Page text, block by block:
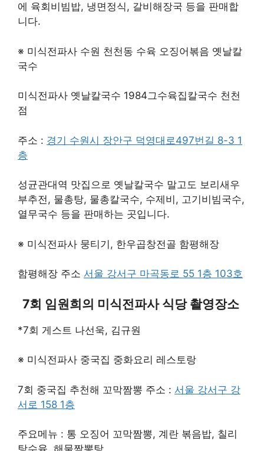
에 육회비빔밥, 냉면정식, 갈비해장국 등을 판매합
니다.
※ 미식전파사 수원 천천동 수육 오징어볶음 옛날칼
국수
미식전파사 옛날칼국수 1984그수육집칼국수 천천
점
주소 : 경기 수원시 장안구 덕영대로497번길 8-3 1
층
성균관대역 맛집으로 옛날칼국수 말고도 보리새우
부추전, 물총탕, 물총칼국수, 수제비, 고기비빔국수,
열무국수 등을 판매하는 곳입니다.
※ 미식전파사 뭉티기, 한우곱창전골 함평해장
함평해장 주소 서울 강서구 마곡동로 55 1층 103호
7회 임원희의 미식전파사 식당 촬영장소
*7회 게스트 나선욱, 김규원
※ 미식전파사 중국집 중화요리 레스토랑
7회 중국집 추천해 꼬막짬뽕 주소 : 서울 강서구 강
서로 158 1층
주요메뉴 : 통 오징어 꼬막짬뽕, 계란 볶음밥, 칠리